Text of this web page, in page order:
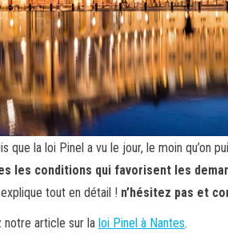
que la loi Pinel a vu le jour, le moin qu’on
les conditions qui favorisent les
tout en détail ! n’hésitez pas et
notre article sur la loi Pinel à Nantes.